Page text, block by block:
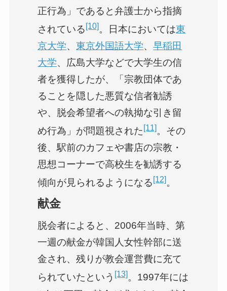
正行為」であると弁護士から指摘
されている [10] 。日本においては東
京大学、東京外国語大学、早稲田
大学、広島大学などで大学生の信
者を獲得したが、「宗教団体であ
ることを隠した悪質な信者勧誘
や、脱会希望者への執拗な引き留
め行為」が問題視された [11] 。その
後、駅前のカフェや書店の宗教・
思想コーナーで高校生を勧誘する
傾向が見られるようになる [12] 。
献金
脱会者によると、2006年当時、第
一週の献金が韓国人女性幹部に送
金され、残りが教会運営費に充て
られていたという [13] 。1997年には